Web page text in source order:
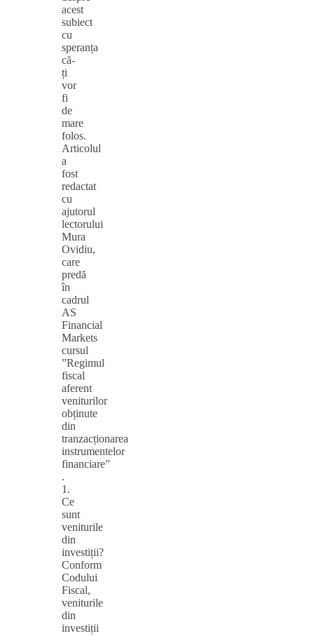
acest
subiect
cu
speranța
că-
ți
vor
fi
de
mare
folos.
Articolul
a
fost
redactat
cu
ajutorul
lectorului
Mura
Ovidiu,
care
predă
în
cadrul
AS
Financial
Markets
cursul
”Regimul
fiscal
aferent
veniturilor
obținute
din
tranzacționarea
instrumentelor
financiare”
.
1.
Ce
sunt
veniturile
din
investiții?
Conform
Codului
Fiscal,
veniturile
din
investiții